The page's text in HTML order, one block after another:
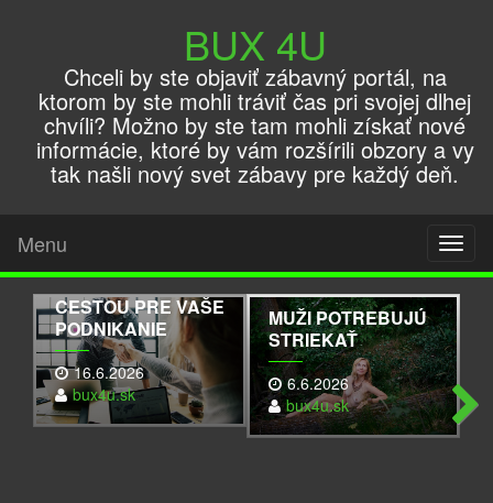
BUX 4U
Chceli by ste objaviť zábavný portál, na
ktorom by ste mohli tráviť čas pri svojej dlhej
chvíli? Možno by ste tam mohli získať nové
informácie, ktoré by vám rozšírili obzory a vy
tak našli nový svet zábavy pre každý deň.
MenuMADE FIRMY S
SPRÁVNOU
CESTOU PRE VAŠE
PODNIKANIE
16.6.2026
bux4u.sk
MUŽI POTREBUJÚ
STRIEKAŤ
6.6.2026
bux4u.sk